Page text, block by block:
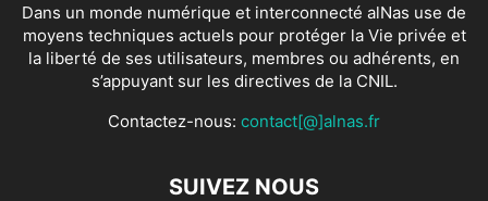
Dans un monde numérique et interconnecté alNas use de
moyens techniques actuels pour protéger la Vie privée et
la liberté de ses utilisateurs, membres ou adhérents, en
s’appuyant sur les directives de la CNIL.
Contactez-nous: contact[@]alnas.fr
SUIVEZ NOUS